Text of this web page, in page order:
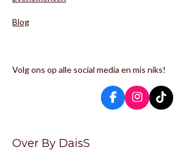
Blog
Volg ons op alle social media en mis niks!
F
a
I
n
T
i
Over By DaisS